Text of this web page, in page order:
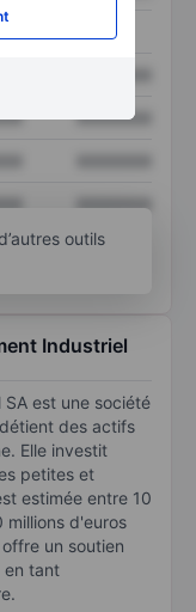
XXXXXXX
XXXXXXX
outils
Industriel
est une société
des actifs
Elle investit
petites et
estimée entre 10
millions d'euros
un soutien
en tant